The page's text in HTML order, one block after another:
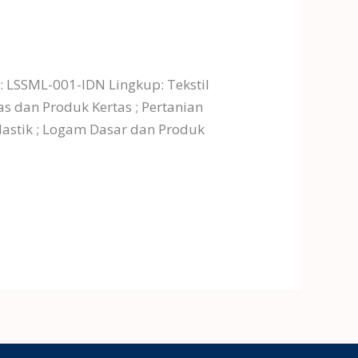
001-IDN Lingkup: Tekstil
dan Produk Kertas ; Pertanian
; Logam Dasar dan Produk